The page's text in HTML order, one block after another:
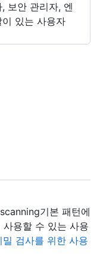
보안 관리자, 엔
있는 사용자
기본 패턴에
용할 수 있는 사용
밀 검사를 위한 사용